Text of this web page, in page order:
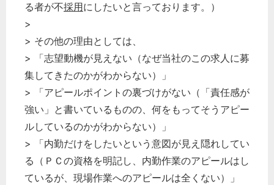
る者が不採用にしたいと言っております。）
>
> その他の理由としては、
> 「志望動機が見えない（なぜ当社のこの求人に募
集してきたのかがわからない）」
> 「アピールポイントの裏づけがない（「責任感が
強い」と書いているものの、何をもってそうアピー
ルしているのかがわからない）」
> 「内勤だけをしたいという意図が見え隠れしてい
る（ＰＣの資格を明記し、内勤作業のアピールはし
ているが、現場作業へのアピールは全くない）」